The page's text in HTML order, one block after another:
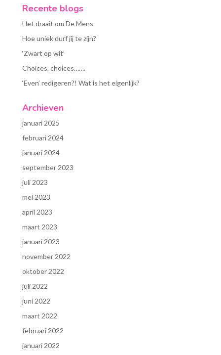
Recente blogs
Het draait om De Mens
Hoe uniek durf jij te zijn?
‘Zwart op wit’
Choices, choices…….
‘Even’ redigeren?! Wat is het eigenlijk?
Archieven
januari 2025
februari 2024
januari 2024
september 2023
juli 2023
mei 2023
april 2023
maart 2023
januari 2023
november 2022
oktober 2022
juli 2022
juni 2022
maart 2022
februari 2022
januari 2022